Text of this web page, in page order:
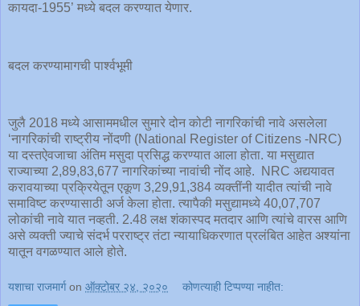
कायदा-1955’ मध्ये बदल करण्यात येणार.
बदल करण्यामागची पार्श्वभूमी
जुलै 2018 मध्ये आसाममधील सुमारे दोन कोटी नागरिकांची नावे असलेला
‘नागरिकांची राष्ट्रीय नोंदणी (National Register of Citizens -NRC)
या दस्तऐवजाचा अंतिम मसुदा प्रसिद्ध करण्यात आला होता. या मसुद्यात
राज्याच्या 2,89,83,677 नागरिकांच्या नावांची नोंद आहे. NRC अद्ययावत
करावयाच्या प्रक्रियेतून एकूण 3,29,91,384 व्यक्तींनी यादीत त्यांची नावे
समाविष्ट करण्यासाठी अर्ज केला होता. त्यापैकी मसुद्यामध्ये 40,07,707
लोकांची नावे यात नव्हती. 2.48 लक्ष शंकास्पद मतदार आणि त्यांचे वारस आणि
असे व्यक्ती ज्याचे संदर्भ परराष्ट्र तंटा न्यायाधिकरणात प्रलंबित आहेत अश्यांना
यातून वगळण्यात आले होते.
यशाचा राजमार्ग on ऑक्टोबर २४, २०२० कोणत्याही टिप्पण्‍या नाहीत: